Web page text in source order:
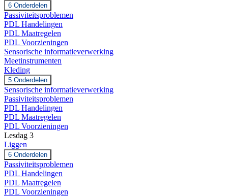
Uitbreiden
Gewassen
en
gekleed
worden
6 Onderdelen
Passiviteitsproblemen
PDL Handelingen
PDL Maatregelen
PDL Voorzieningen
Sensorische informatieverwerking
Meetinstrumenten
Kleding
Uitbreiden
Kleding
5 Onderdelen
Sensorische informatieverwerking
Passiviteitsproblemen
PDL Handelingen
PDL Maatregelen
PDL Voorzieningen
Lesdag 3
Liggen
Uitbreiden
Liggen
6 Onderdelen
Passiviteitsproblemen
PDL Handelingen
PDL Maatregelen
PDL Voorzieningen